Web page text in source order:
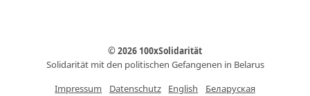
© 2026 100xSolidarität
Solidarität mit den politischen Gefangenen in Belarus
Impressum
Datenschutz English Беларуская